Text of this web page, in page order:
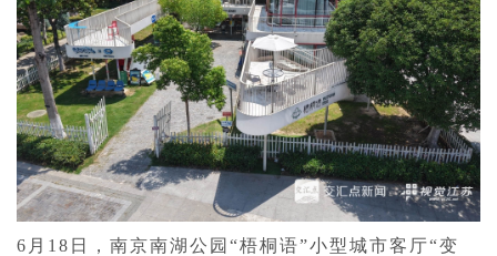
6月18日，南京南湖公园“梧桐语”小型城市客厅“变